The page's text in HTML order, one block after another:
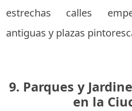
estrechas calles
antiguas y plazas
9. Parques y
en la